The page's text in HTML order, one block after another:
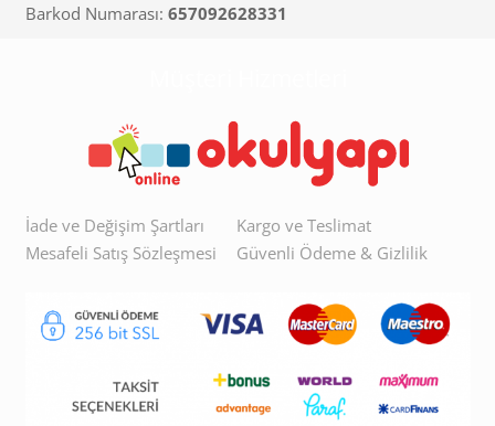
Barkod Numarası: 657092628331
İade ve Değişim Şartları
Mesafeli Satış Sözleşmesi
Kargo ve Teslimat
Güvenli Ödeme & Gizlilik